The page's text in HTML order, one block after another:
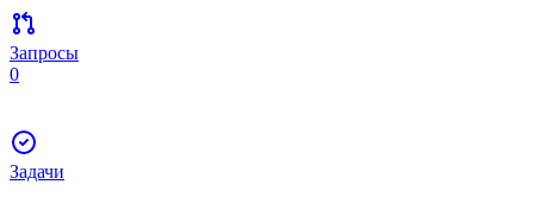
Запросы
0
Задачи